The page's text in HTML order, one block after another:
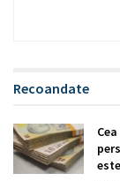
Recoandate